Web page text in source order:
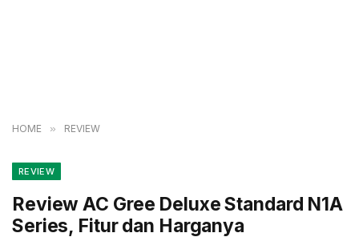
HOME » REVIEW
REVIEW
Review AC Gree Deluxe Standard N1A
Series, Fitur dan Harganya